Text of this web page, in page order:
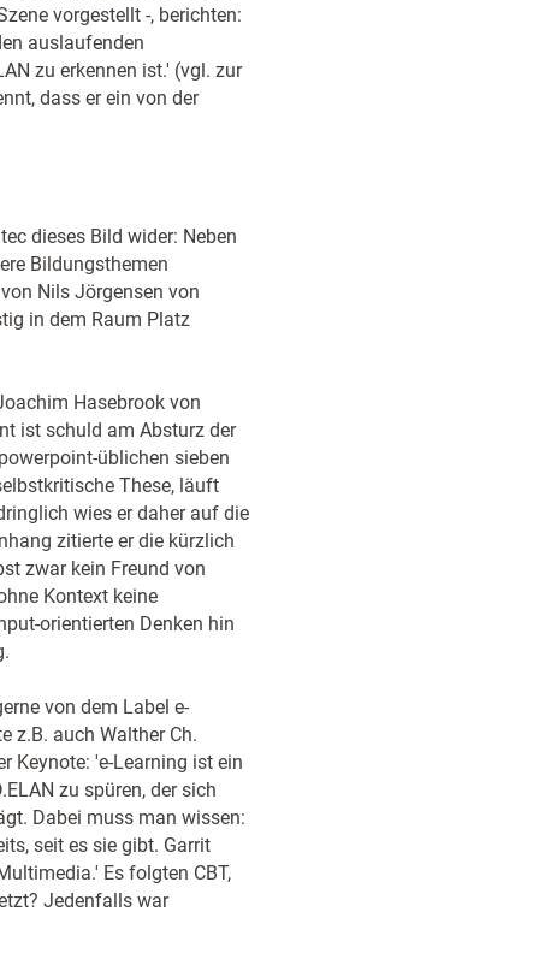
vorgestellt -, berichten:
auslaufenden
zu erkennen ist.' (vgl. zur
dass er ein von der
dieses Bild wider: Neben
Bildungsthemen
Nils Jörgensen von
in dem Raum Platz
Hasebrook von
ist schuld am Absturz der
üblichen sieben
These, läuft
wies er daher auf die
zitierte er die kürzlich
zwar kein Freund von
Kontext keine
orientierten Denken hin
von dem Label e-
z.B. auch Walther Ch.
Keynote: 'e-Learning ist ein
zu spüren, der sich
Dabei muss man wissen:
seit es sie gibt. Garrit
Es folgten CBT,
Jedenfalls war